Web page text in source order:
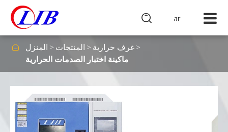
ar

 المنزل المنتجات
غرف حرارية
ماكينة اختبار الصدمات الحرارية